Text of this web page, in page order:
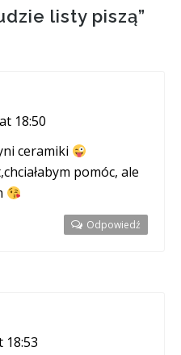
listy piszą”
18:50
ceramiki
pomóc, ale
Odpowiedź
18:53